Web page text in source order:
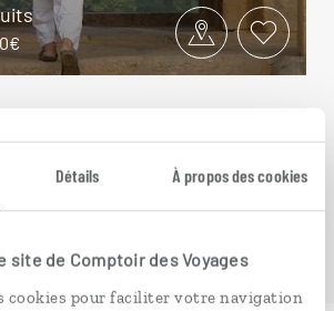
Détails À propos des cookies
site de Comptoir des Voyages
cookies pour faciliter votre navigation
9 IDÉES DE VOYAGE AU NÉPAL